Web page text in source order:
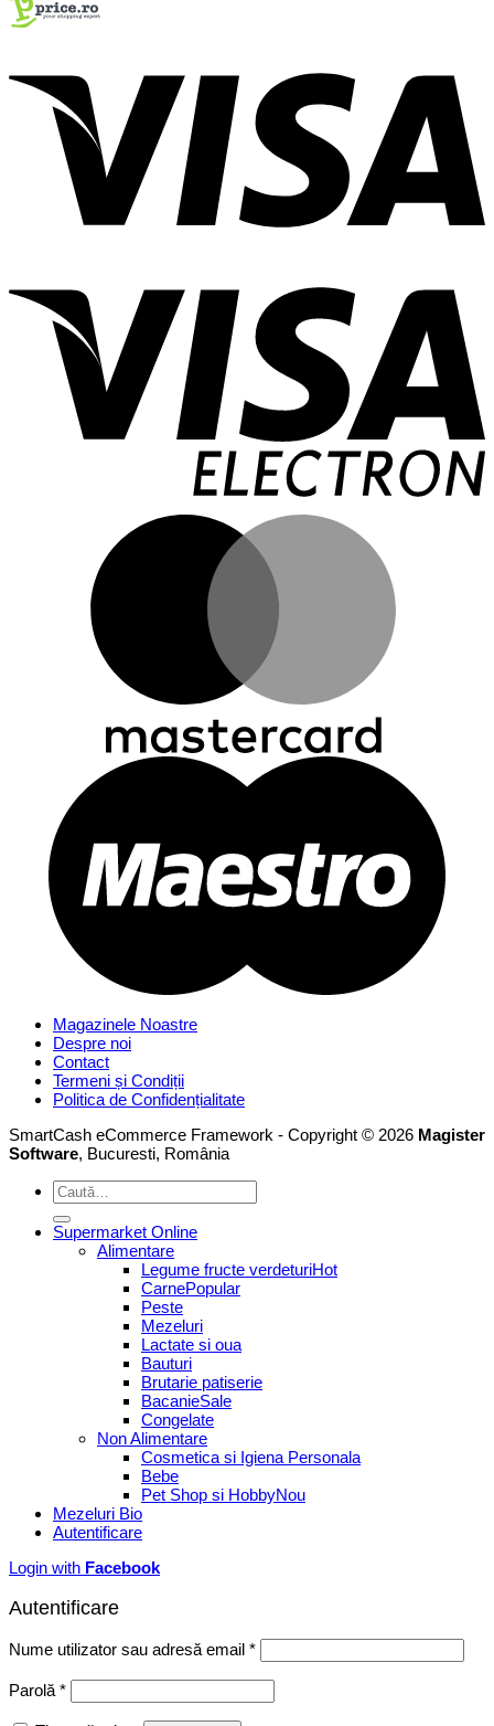
Magazinele Noastre
Despre noi
Contact
Termeni și Condiții
Politica de Confidențialitate
SmartCash eCommerce Framework - Copyright © 2026 Magister
Software, Bucuresti, România
Caută
după:
Supermarket Online
Alimentare
Legume fructe verdeturi
Carne
Peste
Mezeluri
Lactate si oua
Bauturi
Brutarie patiserie
Bacanie
Congelate
Non Alimentare
Cosmetica si Igiena Personala
Bebe
Pet Shop si Hobby
Mezeluri Bio
Autentificare
Login with Facebook
Autentificare
Nume utilizator sau adresă email *Obligatoriu
Parolă *Obligatoriu